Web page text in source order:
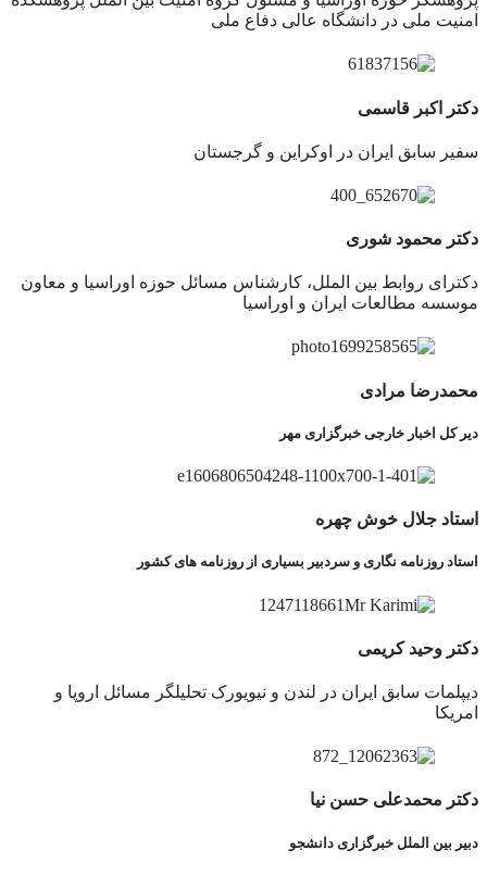
امنیت ملی در دانشگاه عالی دفاع ملی
دکتر اکبر قاسمی
سفیر سابق ایران در اوکراین و گرجستان
دکتر محمود شوری
دکترای روابط بین الملل، کارشناس مسائل حوزه اوراسیا و معاون
موسسه مطالعات ایران و اوراسیا
محمدرضا مرادی
دیر کل اخبار خارجی خبرگزاری مهر
استاد جلال خوش چهره
استاد روزنامه نگاری و سردبیر بسیاری از روزنامه های کشور
دکتر وحید کریمی
دیپلمات سابق ایران در لندن و نیویورک تحلیلگر مسائل اروپا و
امریکا
دکتر محمدعلی حسن نیا
دبیر بین الملل خبرگزاری دانشجو